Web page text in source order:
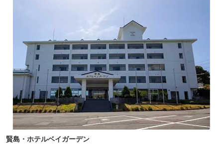
賢島・ホテルベイガーデン